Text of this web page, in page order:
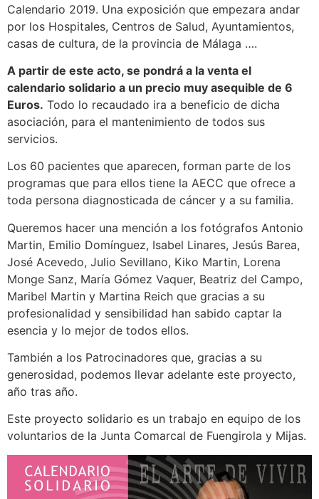
Calendario 2019. Una exposición que empezara andar
por los Hospitales, Centros de Salud, Ayuntamientos,
casas de cultura, de la provincia de Málaga ….
A partir de este acto, se pondrá a la venta el
calendario solidario a un precio muy asequible de 6
Euros. Todo lo recaudado ira a beneficio de dicha
asociación, para el mantenimiento de todos sus
servicios.
Los 60 pacientes que aparecen, forman parte de los
programas que para ellos tiene la AECC que ofrece a
toda persona diagnosticada de cáncer y a su familia.
Queremos hacer una mención a los fotógrafos Antonio
Martin, Emilio Domínguez, Isabel Linares, Jesús Barea,
José Acevedo, Julio Sevillano, Kiko Martin, Lorena
Monge Sanz, María Gómez Vaquer, Beatriz del Campo,
Maribel Martin y Martina Reich que gracias a su
profesionalidad y sensibilidad han sabido captar la
esencia y lo mejor de todos ellos.
También a los Patrocinadores que, gracias a su
generosidad, podemos llevar adelante este proyecto,
año tras año.
Este proyecto solidario es un trabajo en equipo de los
voluntarios de la Junta Comarcal de Fuengirola y Mijas.